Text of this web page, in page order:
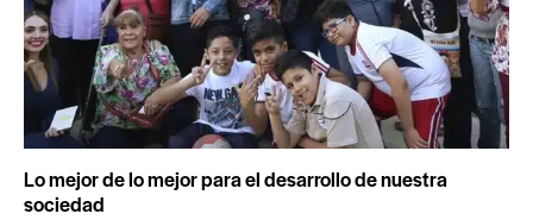
Lo mejor de lo mejor para el desarrollo de nuestra
sociedad